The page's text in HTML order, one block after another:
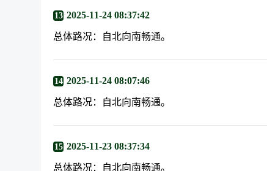
13 2025-11-24 08:37:42
总体路况：自北向南畅通。
14 2025-11-24 08:07:46
总体路况：自北向南畅通。
15 2025-11-23 08:37:34
总体路况：自北向南畅通。